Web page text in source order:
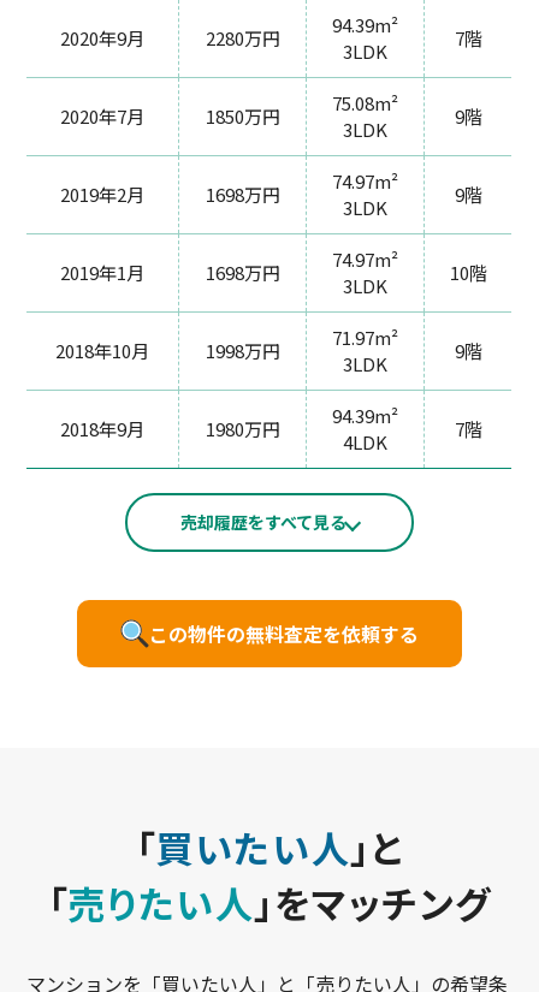
2020年9月 2280万円
94.39m²
3LDK
7階
2020年7月 1850万円
75.08m²
3LDK
9階
2019年2月 1698万円
74.97m²
3LDK
9階
2019年1月 1698万円
74.97m²
3LDK
10階
2018年10月 1998万円
71.97m²
3LDK
9階
2018年9月 1980万円
94.39m²
4LDK
7階
売却履歴をすべて見る
この物件の無料査定を依頼する
「買いたい人」と
「売りたい人」をマッチング
マンションを「買いたい人」と「売りたい人」の希望条